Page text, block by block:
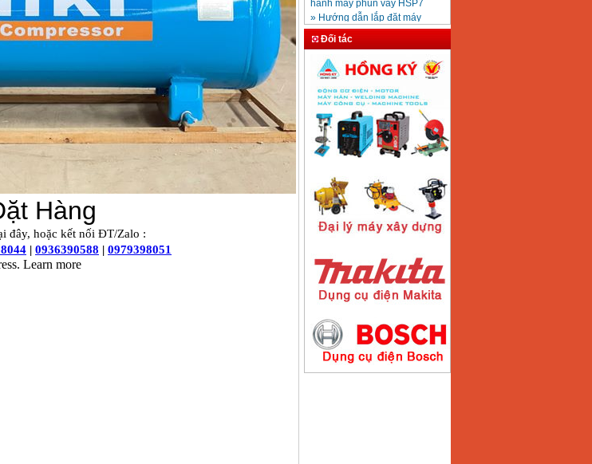
600mm Hồng Ký
Giá:3290000VND
Máy hàn que Hồng
ký Jet SR200R
Giá:2350000 VND
Máy hàn que điện tử
Hồng ký HK 200Z
Giá:2770000 VND
Máy hàn que điện tử
Hồng Ký HKM200D
Giá:2890000VND
Máy hàn que điện tử
Hồng ký HK200E
» Hướng dẫn lắp đặt máy
bơm ly tâm trục ngang
» Máy nén khí Jetman
» HDSD Máy Hàn Ống Nhựa
HDPE quay tay thủy lực
» Đại lý bán Máy hàn
DONSUN Thượng Hải
» Máy khoan rút lõi cầm tay
chạy điện pin
» Hình thức thanh toán tại
Thiết Bị Plaza
» Máy ổn áp, máy biến áp
Fushin
» Các loại khí dùng cho máy
cắt kim loại Plasma
Đối tác